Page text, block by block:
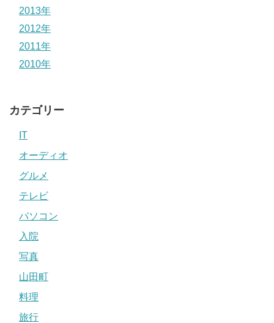
2013年
2012年
2011年
2010年
カテゴリー
IT
オーディオ
グルメ
テレビ
パソコン
入院
写真
山田町
料理
旅行